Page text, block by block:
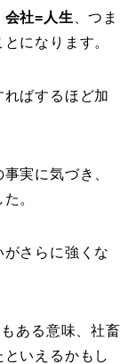
会社=人生 、つま
になります。
ばするほど加
実に気づき、
。
さらに強くな
ある意味、社畜
いえるかもし